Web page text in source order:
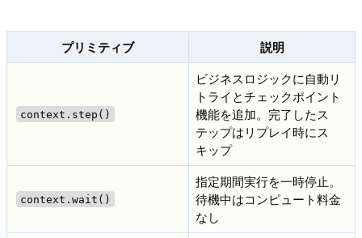
プリミティブ 説明
context.step()
ビジネスロジックに自動リ
トライとチェックポイント
機能を追加。完了したス
テップはリプレイ時にス
キップ
context.wait()
指定期間実行を一時停止。
待機中はコンピュート料金
なし